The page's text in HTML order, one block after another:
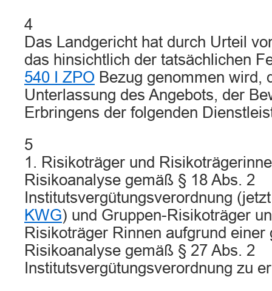
4
Das Landgericht hat durch Urteil
das hinsichtlich der tatsächlichen
540 I ZPO Bezug genommen wird,
Unterlassung des Angebots, der
Erbringens der folgenden
5
1. Risikoträger und
Risikoanalyse gemäß § 18 Abs. 2
Institutsvergütungsverordnung
KWG) und Gruppen-Risikoträger
Risikoträger Rinnen aufgrund einer
Risikoanalyse gemäß § 27 Abs. 2
Institutsvergütungsverordnung zu